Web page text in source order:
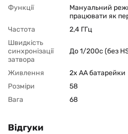
Функції
Мануальний
працювати як
Частота
2,4 ГГц
Швидкість
синхронізації
затвора
До 1/200с (без
Живлення
2x AA батарейки
Розміри
58
Вага
68
Відгуки